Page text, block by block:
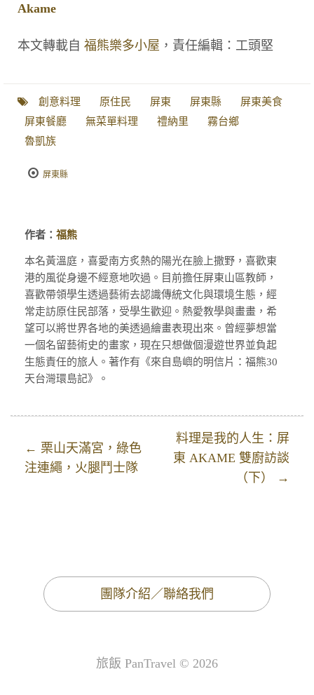
Akame
本文轉載自 福熊樂多小屋 ，責任編輯：工頭堅
創意料理 原住民 屏東 屏東縣
屏東美食
屏東餐廳
無菜單料理 禮納里
霧台鄉
魯凱族
屏東縣
作者： 福熊
本名黃溫庭，喜愛南方炙熱的陽光在臉上撒野，喜歡東
港的風從身邊不經意地吹過。目前擔任屏東山區教師，
喜歡帶領學生透過藝術去認識傳統文化與環境生態，經
常走訪原住民部落，受學生歡迎。熱愛教學與畫畫，希
望可以將世界各地的美透過繪畫表現出來。曾經夢想當
一個名留藝術史的畫家，現在只想做個漫遊世界並負起
生態責任的旅人。著作有《來自島嶼的明信片：福熊30
天台灣環島記》。
← 栗山天滿宮，綠色
注連繩，火腿鬥士隊
料理是我的人生：屏
東 AKAME 雙廚訪談
（下） →
團隊介紹／聯絡我們
旅飯 PanTravel © 2026